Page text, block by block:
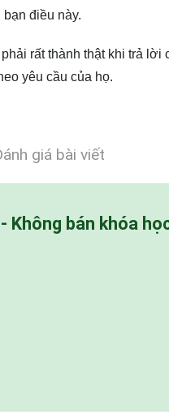
điều này.
rất thành thật khi trả lời
yêu cầu của họ.
giá bài viết
Không bán khóa